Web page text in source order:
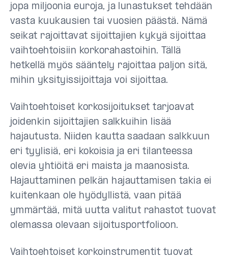
jopa miljoonia euroja, ja lunastukset tehdään
vasta kuukausien tai vuosien päästä. Nämä
seikat rajoittavat sijoittajien kykyä sijoittaa
vaihtoehtoisiin korkorahastoihin. Tällä
hetkellä myös sääntely rajoittaa paljon sitä,
mihin yksityissijoittaja voi sijoittaa.
Vaihtoehtoiset korkosijoitukset tarjoavat
joidenkin sijoittajien salkkuihin lisää
hajautusta. Niiden kautta saadaan salkkuun
eri tyylisiä, eri kokoisia ja eri tilanteessa
olevia yhtiöitä eri maista ja maanosista.
Hajauttaminen pelkän hajauttamisen takia ei
kuitenkaan ole hyödyllistä, vaan pitää
ymmärtää, mitä uutta valitut rahastot tuovat
olemassa olevaan sijoitusportfolioon.
Vaihtoehtoiset korkoinstrumentit tuovat